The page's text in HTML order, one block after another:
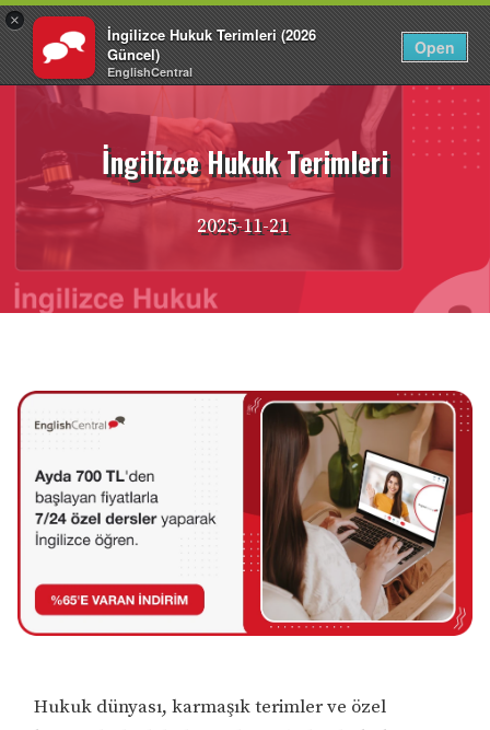
×
İngilizce Hukuk Terimleri (2026
Güncel)
EnglishCentral
Open
Giriş Yap TR
İçeriğe
İngilizce Hukuk Terimleri
2025-11-21
Hukuk dünyası, karmaşık terimler ve özel